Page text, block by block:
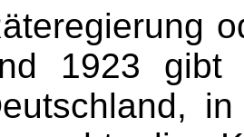
1923 gibt